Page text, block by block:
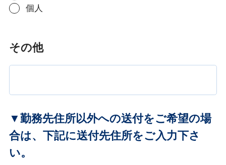
個人
その他
▼勤務先住所以外への送付をご希望の場
合は、下記に送付先住所をご入力下さ
い。